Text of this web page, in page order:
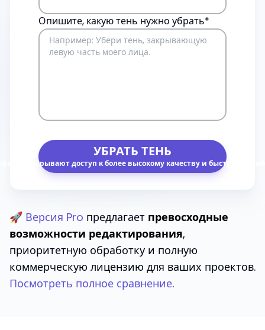
Опишите, какую тень нужно убрать*
УБРАТЬ ТЕНЬ
Pro открывают доступ к более высокому качеству и быстрой
🚀 Версия Pro предлагает превосходные
возможности редактирования,
приоритетную обработку и полную
коммерческую лицензию для ваших проектов.
Посмотреть полное сравнение.